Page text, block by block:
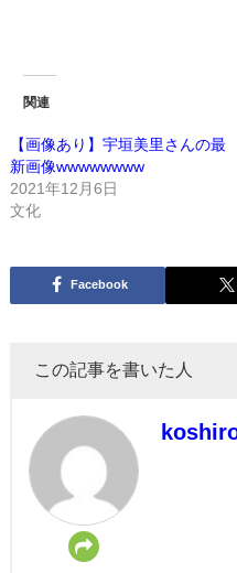
関連
【画像あり】宇垣美里さんの最
新画像wwwwwwww
2021年12月6日
文化
Facebook
この記事を書いた人